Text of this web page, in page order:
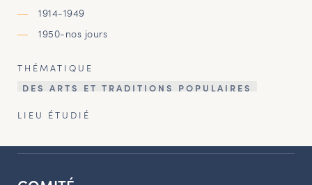
1914-1949
1950-nos jours
THÉMATIQUE
DES ARTS ET TRADITIONS POPULAIRES
LIEU ÉTUDIÉ